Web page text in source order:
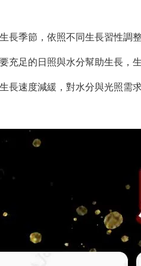
長季節，依照不同生長習性調
充足的日照與水分幫助生長，
長速度減緩，對水分與光照需